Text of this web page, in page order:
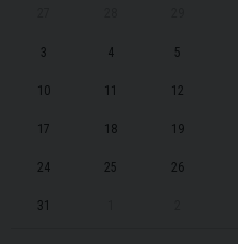
3 4 5
10 11 12
17 18 19
24 25 26
31